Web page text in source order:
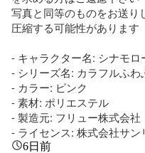
写真と同等のものをお送り
圧縮する可能性があります
- キャラクター名: シナモロ
- シリーズ名: カラフルふ
- カラー: ピンク
- 素材: ポリエステル
- 製造元: フリュー株式会社
- ライセンス: 株式会社サン
6日前